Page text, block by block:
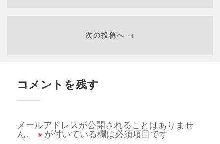
次の投稿へ →
コメントを残す
メールアドレスが公開されることはありませ
ん。
※ が付いている欄は必須項目です